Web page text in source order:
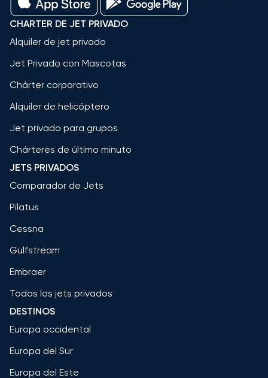
CHARTER DE JET PRIVADO
Alquiler de jet privado
Jet Privado con Mascotas
Chárter corporativo
Alquiler de helicóptero
Jet privado para grupos
Chárteres de último minuto
JETS PRIVADOS
Comparador de Jets
Pilatus
Cessna
Gulfstream
Embraer
Todos los jets privados
DESTINOS
Europa occidental
Europa del Sur
Europa del Este